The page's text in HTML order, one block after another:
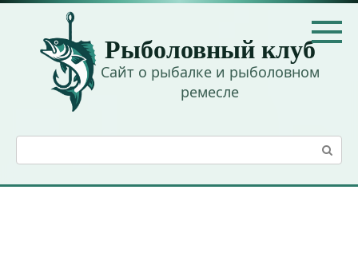
Перейти
контенту
Рыболовный клуб
Сайт о рыбалке и рыболовном
ремесле